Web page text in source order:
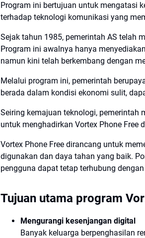
Program ini bertujuan untuk mengatasi
terhadap teknologi komunikasi yang
Sejak tahun 1985, pemerintah AS telah
Program ini awalnya hanya
namun kini telah berkembang dengan
Melalui program ini, pemerintah
berada dalam kondisi ekonomi sulit,
Seiring kemajuan teknologi, pemerintah
untuk menghadirkan Vortex Phone Free
Vortex Phone Free dirancang untuk
digunakan dan daya tahan yang baik.
pengguna dapat tetap terhubung
Tujuan utama program
Mengurangi kesenjangan digital
Banyak keluarga berpenghasilan